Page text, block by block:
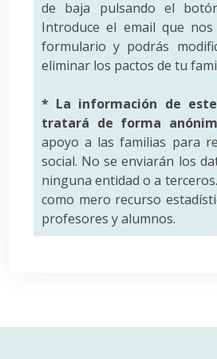
de baja pulsando el
Introduce el email que
formulario y podrás
eliminar los pactos de tu
* La información de
tratará de forma
apoyo a las familias para
social. No se enviarán los
ninguna entidad o a
como mero recurso
profesores y alumnos.